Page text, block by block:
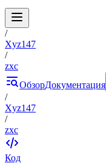
/
Xyz147
/
zxc
ОбзорДокументация
/
Xyz147
/
zxc
Код